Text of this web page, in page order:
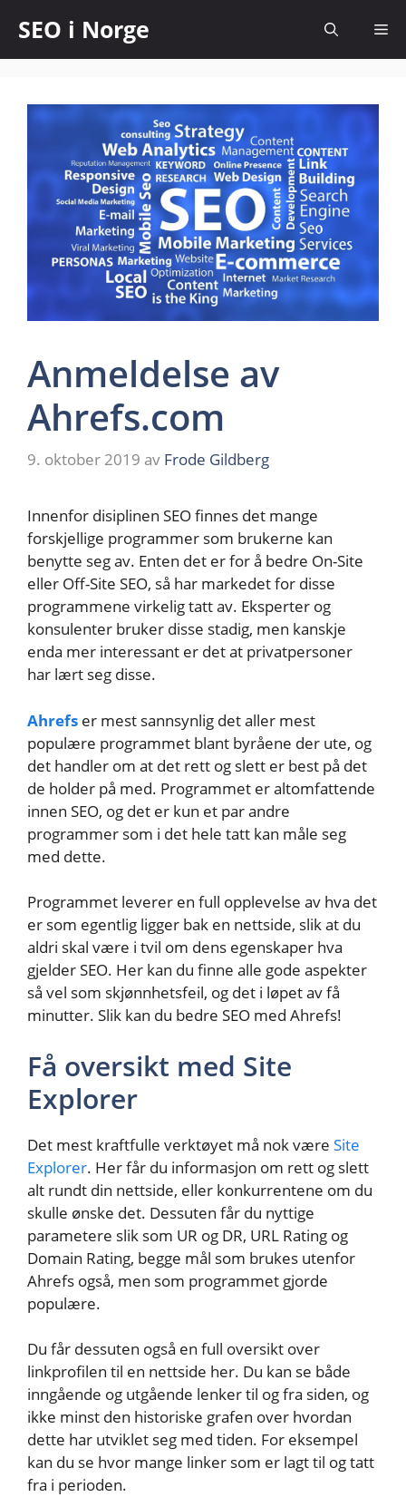
SEO i Norge
Anmeldelse av
Ahrefs.com
9. oktober 2019 av Frode Gildberg
Innenfor disiplinen SEO finnes det mange
forskjellige programmer som brukerne kan
benytte seg av. Enten det er for å bedre On-Site
eller Off-Site SEO, så har markedet for disse
programmene virkelig tatt av. Eksperter og
konsulenter bruker disse stadig, men kanskje
enda mer interessant er det at privatpersoner
har lært seg disse.
Ahrefs er mest sannsynlig det aller mest
populære programmet blant byråene der ute, og
det handler om at det rett og slett er best på det
de holder på med. Programmet er altomfattende
innen SEO, og det er kun et par andre
programmer som i det hele tatt kan måle seg
med dette.
Programmet leverer en full opplevelse av hva det
er som egentlig ligger bak en nettside, slik at du
aldri skal være i tvil om dens egenskaper hva
gjelder SEO. Her kan du finne alle gode aspekter
så vel som skjønnhetsfeil, og det i løpet av få
minutter. Slik kan du bedre SEO med Ahrefs!
Få oversikt med Site
Explorer
Det mest kraftfulle verktøyet må nok være Site
Explorer. Her får du informasjon om rett og slett
alt rundt din nettside, eller konkurrentene om du
skulle ønske det. Dessuten får du nyttige
parametere slik som UR og DR, URL Rating og
Domain Rating, begge mål som brukes utenfor
Ahrefs også, men som programmet gjorde
populære.
Du får dessuten også en full oversikt over
linkprofilen til en nettside her. Du kan se både
inngående og utgående lenker til og fra siden, og
ikke minst den historiske grafen over hvordan
dette har utviklet seg med tiden. For eksempel
kan du se hvor mange linker som er lagt til og tatt
fra i perioden.